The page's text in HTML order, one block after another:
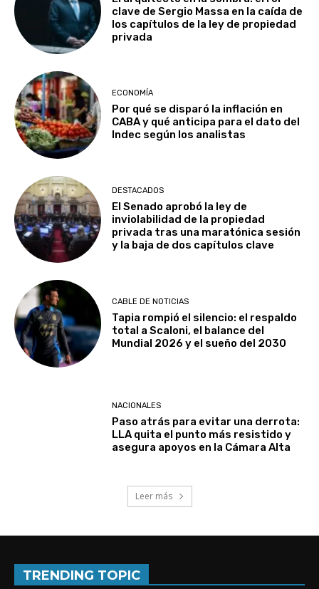
clave de Sergio Massa en la caída de
los capítulos de la ley de propiedad
privada
ECONOMÍA
Por qué se disparó la inflación en
CABA y qué anticipa para el dato del
Indec según los analistas
DESTACADOS
El Senado aprobó la ley de
inviolabilidad de la propiedad
privada tras una maratónica sesión
y la baja de dos capítulos clave
CABLE DE NOTICIAS
Tapia rompió el silencio: el respaldo
total a Scaloni, el balance del
Mundial 2026 y el sueño del 2030
NACIONALES
Paso atrás para evitar una derrota:
LLA quita el punto más resistido y
asegura apoyos en la Cámara Alta
Leer más
TRENDING TOPIC